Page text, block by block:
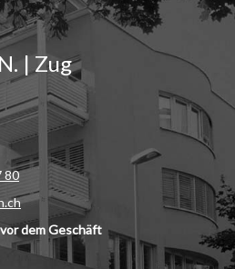
| Zug
80
dem Geschäft